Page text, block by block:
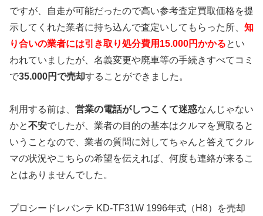
ですが、自走が可能だったので高い参考査定買取価格を提
示してくれた業者に持ち込んで査定いしてもらった所、 知
り合いの業者には引き取り処分費用15.000円かかるとい
われていましたが、名義変更や廃車等の手続きすべてコミ
で35.000円で売却することができました。
利用する前は、 営業の電話がしつこくて迷惑なんじゃない
かと不安でしたが、業者の目的の基本はクルマを買取ると
いうことなので、業者の質問に対してちゃんと答えてクル
マの状況やこちらの希望を伝えれば、何度も連絡が来るこ
とはありませんでした。
プロシードレバンテ KD-TF31W 1996年式（H8）を売却